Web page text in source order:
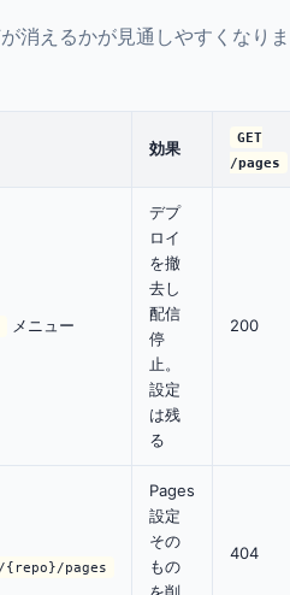
消えるかが見通しやすくなりま
効果
GET
/pages
メニュー
デプ
ロイ
を撤
去し
配信
停
止。
設定
は残
る
200
pages
Pages
設定
その
もの
404